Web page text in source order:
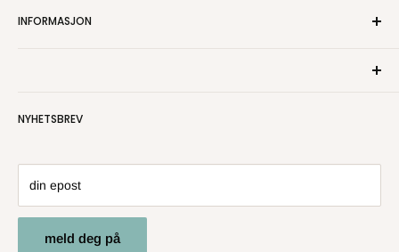
INFORMASJON
NYHETSBREV
din epost
meld deg på